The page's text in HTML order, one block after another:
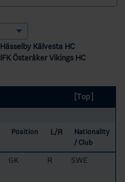
Hässelby Kälvesta HC
IFK Österåker Vikings HC
[Top]
Position L/R
Nationality
/ Club
GK R SWE